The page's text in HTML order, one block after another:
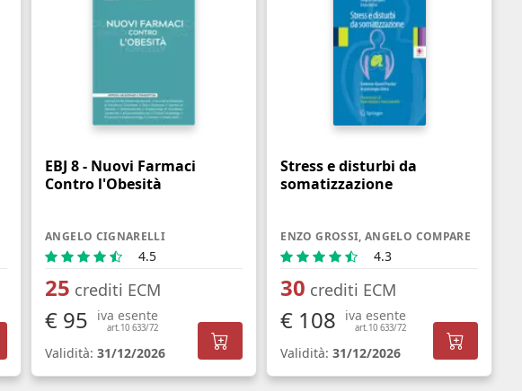
EBJ 8 - Nuovi Farmaci
Contro l'Obesità
ANGELO CIGNARELLI
4.5
25 crediti ECM
€ 95 iva esente
art.10 633/72
Validità:31/12/2026
Stress e disturbi da
somatizzazione
ENZO GROSSI, ANGELO COMPARE
4.3
30 crediti ECM
€ 108 iva esente
art.10 633/72
Validità:31/12/2026